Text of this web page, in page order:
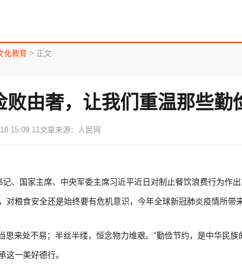
化教育 > 正文
败由奢，让我们重温那些勤
15:09:11文章来源：人民网
记、国家主席、中央军委主席习近平近日对制止餐饮浪费行为作
对粮食安全还是始终要有危机意识，今年全球新冠肺炎疫情所带
当思来处不易；半丝半缕，恒念物力维艰。”勤俭节约，是中华
这一美好德行。